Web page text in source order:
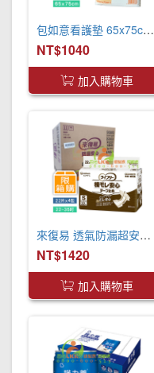
包如意看護墊 65x75cm (120片/箱) 產褥墊 看護墊 寵物墊
NT$1040
加入購物車
來復易 透氣防漏超安心魔術氈紙尿褲(S)(22片 X 4包)
NT$1420
加入購物車